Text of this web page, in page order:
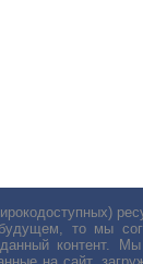
то мы
контент.